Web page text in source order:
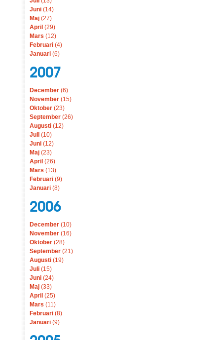
Juni (14)
Maj (27)
April (29)
Mars (12)
Februari (4)
Januari (6)
2007
December (6)
November (15)
Oktober (23)
September (26)
Augusti (12)
Juli (10)
Juni (12)
Maj (23)
April (26)
Mars (13)
Februari (9)
Januari (8)
2006
December (10)
November (16)
Oktober (28)
September (21)
Augusti (19)
Juli (15)
Juni (24)
Maj (33)
April (25)
Mars (11)
Februari (8)
Januari (9)